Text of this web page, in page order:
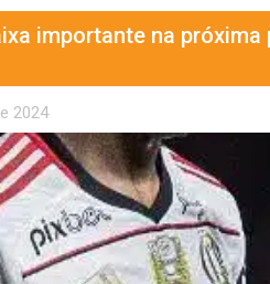
importante na
2024